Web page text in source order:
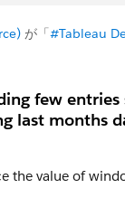
が「#Tableau
few
last months
value of